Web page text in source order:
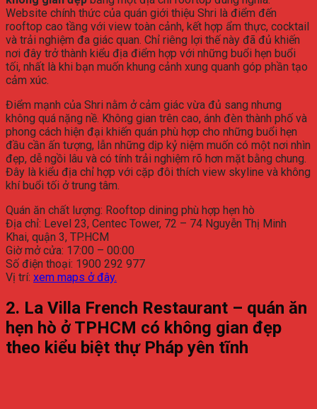
Website chính thức của quán giới thiệu Shri là điểm đến
rooftop cao tầng với view toàn cảnh, kết hợp ẩm thực, cocktail
và trải nghiệm đa giác quan. Chỉ riêng lợi thế này đã đủ khiến
nơi đây trở thành kiểu địa điểm hợp với những buổi hẹn buổi
tối, nhất là khi bạn muốn khung cảnh xung quanh góp phần tạo
cảm xúc.
Điểm mạnh của Shri nằm ở cảm giác vừa đủ sang nhưng
không quá nặng nề. Không gian trên cao, ánh đèn thành phố và
phong cách hiện đại khiến quán phù hợp cho những buổi hẹn
đầu cần ấn tượng, lẫn những dịp kỷ niệm muốn có một nơi nhìn
đẹp, dễ ngồi lâu và có tính trải nghiệm rõ hơn mặt bằng chung.
Đây là kiểu địa chỉ hợp với cặp đôi thích view skyline và không
khí buổi tối ở trung tâm.
Quán ăn chất lượng: Rooftop dining phù hợp hẹn hò
Địa chỉ: Level 23, Centec Tower, 72 – 74 Nguyễn Thị Minh
Khai, quận 3, TP.HCM
Giờ mở cửa: 17:00 – 00:00
Số điện thoại: 1900 292 977
Vị trí: xem maps ở đây.
2. La Villa French Restaurant – quán ăn
hẹn hò ở TPHCM có không gian đẹp
theo kiểu biệt thự Pháp yên tĩnh